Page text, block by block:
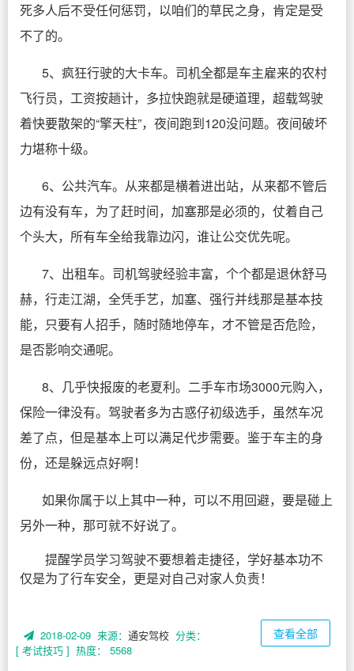
死多人后不受任何惩罚，以咱们的草民之身，肯定是受
不了的。
5、疯狂行驶的大卡车。司机全都是车主雇来的农村
飞行员，工资按趟计，多拉快跑就是硬道理，超载驾驶
着快要散架的“擎天柱”，夜间跑到120没问题。夜间破坏
力堪称十级。
6、公共汽车。从来都是横着进出站，从来都不管后
边有没有车，为了赶时间，加塞那是必须的，仗着自己
个头大，所有车全给我靠边闪，谁让公交优先呢。
7、出租车。司机驾驶经验丰富，个个都是退休舒马
赫，行走江湖，全凭手艺，加塞、强行并线那是基本技
能，只要有人招手，随时随地停车，才不管是否危险，
是否影响交通呢。
8、几乎快报废的老夏利。二手车市场3000元购入，
保险一律没有。驾驶者多为古惑仔初级选手，虽然车况
差了点，但是基本上可以满足代步需要。鉴于车主的身
份，还是躲远点好啊！
如果你属于以上其中一种，可以不用回避，要是碰上
另外一种，那可就不好说了。
提醒学员学习驾驶不要想着走捷径，学好基本功不
仅是为了行车安全，更是对自己对家人负责！
2018-02-09 来源：通安驾校 分类：
[ 考试技巧 ] 热度： 5568
查看全部